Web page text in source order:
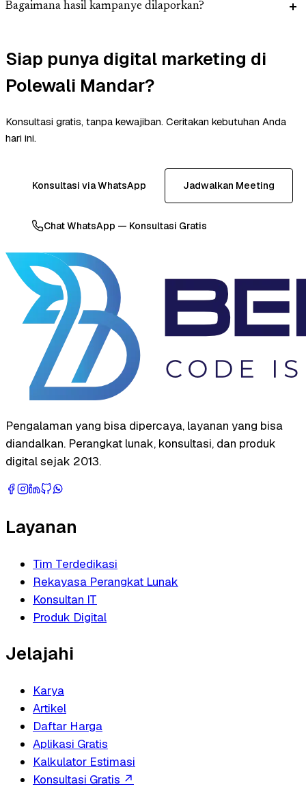
Bagaimana hasil kampanye dilaporkan?
Siap punya digital marketing di
Polewali Mandar?
Konsultasi gratis, tanpa kewajiban. Ceritakan kebutuhan Anda
hari ini.
Konsultasi via WhatsApp Jadwalkan Meeting
Chat WhatsApp — Konsultasi Gratis
Pengalaman yang bisa dipercaya, layanan yang bisa
diandalkan. Perangkat lunak, konsultasi, dan produk
digital sejak 2013.
Layanan
Tim Terdedikasi
Rekayasa Perangkat Lunak
Konsultan IT
Produk Digital
Jelajahi
Karya
Artikel
Daftar Harga
Aplikasi Gratis
Kalkulator Estimasi
Konsultasi Gratis ↗